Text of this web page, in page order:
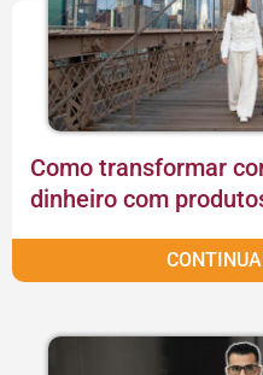
Como transformar
dinheiro com